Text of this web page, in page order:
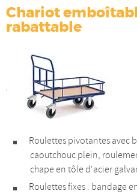
Chariot
rabattable
Roulettes pivotantes avec
caoutchouc plein,
chape en tôle d'acier
Roulettes fixes : bandage